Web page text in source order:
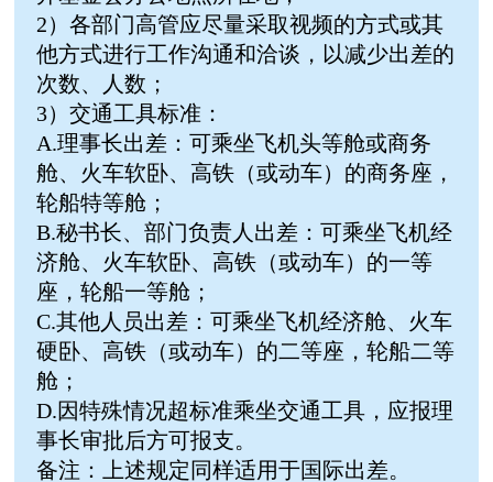
2）各部门高管应尽量采取视频的方式或其
他方式进行工作沟通和洽谈，以减少出差的
次数、人数；
3）交通工具标准：
A.理事长出差：可乘坐飞机头等舱或商务
舱、火车软卧、高铁（或动车）的商务座，
轮船特等舱；
B.秘书长、部门负责人出差：可乘坐飞机经
济舱、火车软卧、高铁（或动车）的一等
座，轮船一等舱；
C.其他人员出差：可乘坐飞机经济舱、火车
硬卧、高铁（或动车）的二等座，轮船二等
舱；
D.因特殊情况超标准乘坐交通工具，应报理
事长审批后方可报支。
备注：上述规定同样适用于国际出差。